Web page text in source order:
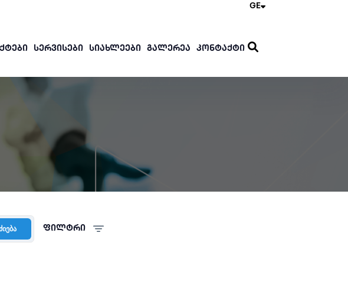
GE
ᲡᲔᲠᲕᲘᲡᲔᲑᲘ ᲡᲘᲐᲮᲚᲔᲔᲑᲘ ᲒᲐᲚᲔᲠᲔᲐ ᲙᲝᲜᲢᲐᲥᲢᲘ
ფილტრი